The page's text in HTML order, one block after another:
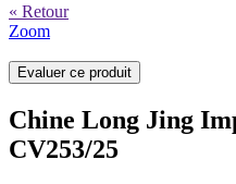
« Retour
Zoom
Chine Long Jing
CV253/25